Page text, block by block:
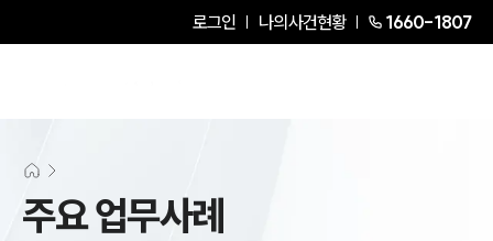
로그인 나의사건현황 1660-1807
주요 업무사례